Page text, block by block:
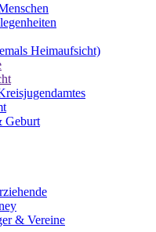
Heimaufsicht)
Geburt
& Vereine